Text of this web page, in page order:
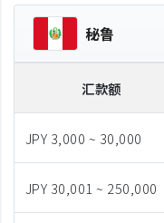
秘鲁
汇款额
JPY 3,000 ~ 30,000
JPY 30,001 ~ 250,000